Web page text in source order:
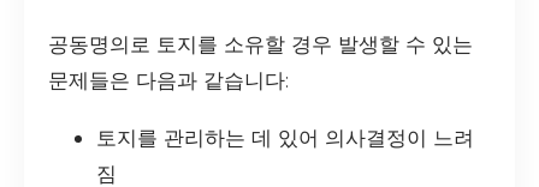
공동명의로 토지를 소유할 경우 발생할 수 있는
문제들은 다음과 같습니다:
토지를 관리하는 데 있어 의사결정이 느려
짐